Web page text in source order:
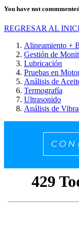
You have not
REGRESAR AL
Alineamiento +
Gestión de
Lubricación
Pruebas en
Análisis de
Termografía
Ultrasonido
Análisis de